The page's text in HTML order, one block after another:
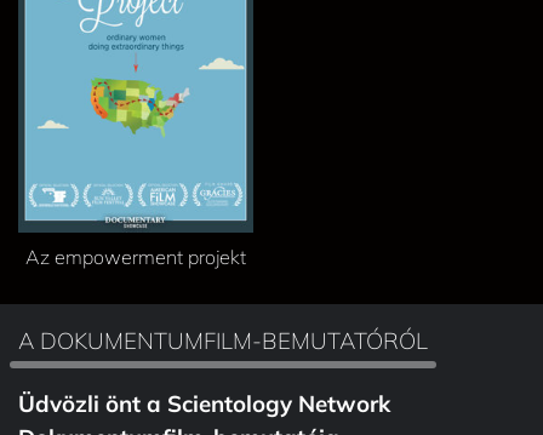
Az empowerment projekt
A DOKUMENTUMFILM-BEMUTATÓRÓL
Üdvözli önt a Scientology Network